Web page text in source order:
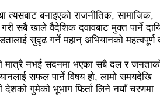
पर्ने मन्त्री कलवारको भनाइ
नवलपरासीलाई
चौथो सुनवल महोत्सव
आन्दोलन
नेत्रहीन टी–२०
अधिकारीविरुद्ध मुद्दा नचल्ने
आगामी
त्यसबाट बनाइएको राजनीतिक, सामाजिक,
सबै खाले वैदेशिक दवावबाट मुक्त पार्ने
सुदृढ गर्ने महान् अभियानको महत्वपूर्ण
मात्रै नभई सदनमा भएका सबै दल र
सफल पार्ने विषय हो, लामो समयदेखि
गुमेको भूभाग फिर्ता लिने नयाँ चरणमा